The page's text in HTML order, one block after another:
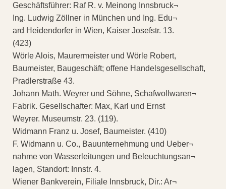
Geschäftsführer: Raf R. v. Meinong Innsbruck¬
Ing. Ludwig Zöllner in München und Ing. Edu¬
ard Heidendorfer in Wien, Kaiser Josefstr. 13.
(423)
Wörle Alois, Maurermeister und Wörle Robert,
Baumeister, Baugeschäft; offene Handelsgesellschaft,
Pradlerstraße 43.
Johann Math. Weyrer und Söhne, Schafwollwaren¬
Fabrik. Gesellschafter: Max, Karl und Ernst
Weyrer. Museumstr. 23. (119).
Widmann Franz u. Josef, Baumeister. (410)
F. Widmann u. Co., Bauunternehmung und Ueber¬
nahme von Wasserleitungen und Beleuchtungsan¬
lagen, Standort: Innstr. 4.
Wiener Bankverein, Filiale Innsbruck, Dir.: Ar¬